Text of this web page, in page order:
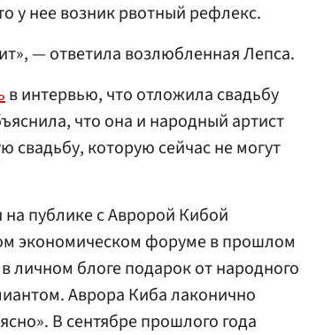
у нее возник рвотный рефлекс.
— ответила возлюбленная Лепса.
в интервью, что отложила свадьбу
что она и народный артист
свадьбу, которую сейчас не могут
публике с Авророй Кибой
экономическом форуме в прошлом
личном блоге подарок от народного
Аврора Киба лаконично
В сентябре прошлого года